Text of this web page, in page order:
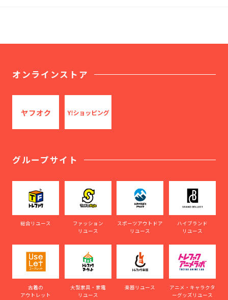
オンラインストア
グループサイト
総合リユース
ファッション
リユース
スポーツアウトドア
リユース
ハイブランド
リユース
古着の
アウトレット
大型家具・家電
リユース
楽器リユース
アニメ・キャラクタ
ーグッズリユース